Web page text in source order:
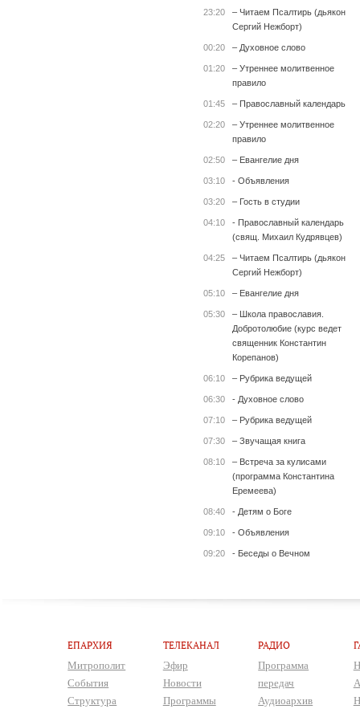
23:20
– Читаем Псалтирь (дьякон
Сергий Нежборт)
00:20 – Духовное слово
01:20
– Утреннее молитвенное
правило
01:45 – Православный календарь
02:20
– Утреннее молитвенное
правило
02:50 – Евангелие дня
03:10 - Объявления
03:20 – Гость в студии
04:10
- Православный календарь
(свящ. Михаил Кудрявцев)
04:25
– Читаем Псалтирь (дьякон
Сергий Нежборт)
05:10 – Евангелие дня
05:30
– Школа православия.
Добротолюбие (курс ведет
священник Константин
Корепанов)
06:10 – Рубрика ведущей
06:30 - Духовное слово
07:10 – Рубрика ведущей
07:30 – Звучащая книга
08:10
– Встреча за кулисами
(программа Константина
Еремеева)
08:40 - Детям о Боге
09:10 - Объявления
09:20 - Беседы о Вечном
ЕПАРХИЯ
Митрополит
События
Структура
ТЕЛЕКАНАЛ
Эфир
Новости
Программы
РАДИО
Программа
передач
Аудиоархив